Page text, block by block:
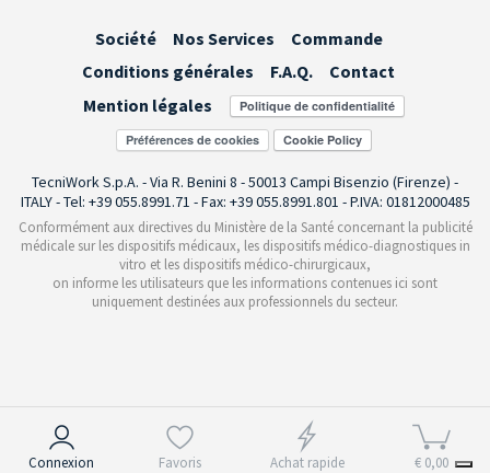
Connexion Favoris Achat rapide € 0,00
Société Nos Services
Commande
Conditions générales
F.A.Q.
Contact
Mention légales
Préférences de cookies
TecniWork S.p.A. - Via R. Benini 8 - 50013 Campi Bisenzio (Firenze) -
ITALY - Tel: +39 055.8991.71 - Fax: +39 055.8991.801 - P.IVA: 01812000485
Conformément aux directives du Ministère de la Santé concernant la publicité
médicale sur les dispositifs médicaux, les dispositifs médico-diagnostiques in
vitro et les dispositifs médico-chirurgicaux,
on informe les utilisateurs que les informations contenues ici sont
uniquement destinées aux professionnels du secteur.
Notification lors de la collecte